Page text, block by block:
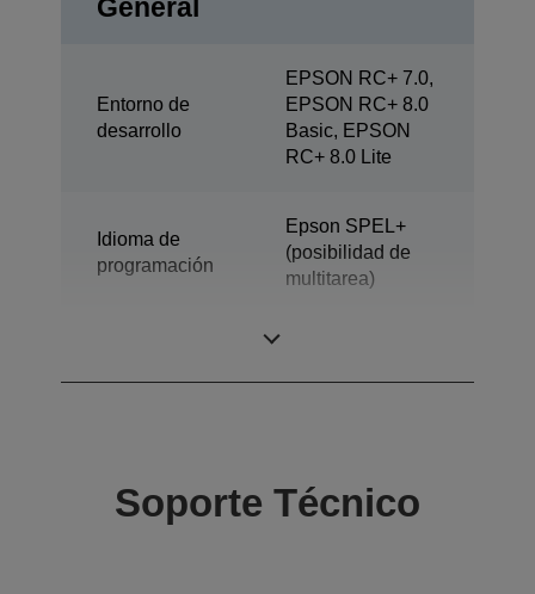
General
Entorno de
desarrollo
EPSON RC+ 7.0,
EPSON RC+ 8.0
Basic, EPSON
RC+ 8.0 Lite
Idioma de
programación
Epson SPEL+
(posibilidad de
multitarea)
Soporte Técnico